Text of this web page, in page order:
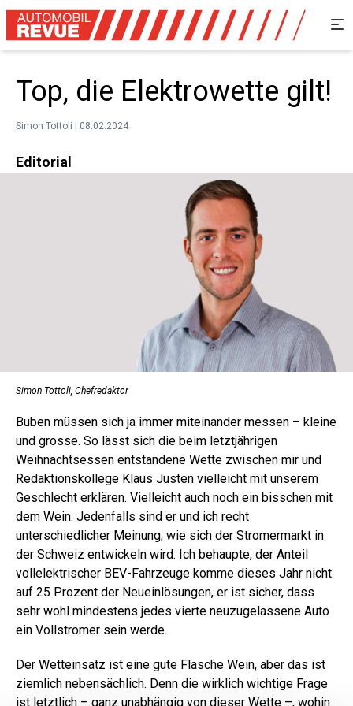
Top, die ­Elektrowette gilt!
Simon Tottoli | 08.02.2024
Editorial
Simon Tottoli, Chefredaktor
Buben müssen sich ja immer miteinander messen – kleine
und grosse. So lässt sich die beim letztjährigen
Weihnachtsessen entstandene Wette zwischen mir und
Redaktionskollege Klaus Justen vielleicht mit unserem
Geschlecht erklären. Vielleicht auch noch ein bisschen mit
dem Wein. Jedenfalls sind er und ich recht
unterschiedlicher Meinung, wie sich der Stromermarkt in
der Schweiz entwickeln wird. Ich behaupte, der Anteil
vollelektrischer BEV-Fahrzeuge komme dieses Jahr nicht
auf 25 Prozent der Neueinlösungen, er ist sicher, dass
sehr wohl mindestens jedes vierte neuzugelassene Auto
ein Vollstromer sein werde.
Der Wetteinsatz ist eine gute Flasche Wein, aber das ist
ziemlich nebensächlich. Denn die wirklich wichtige Frage
ist letztlich – ganz unabhängig von dieser Wette –, wohin